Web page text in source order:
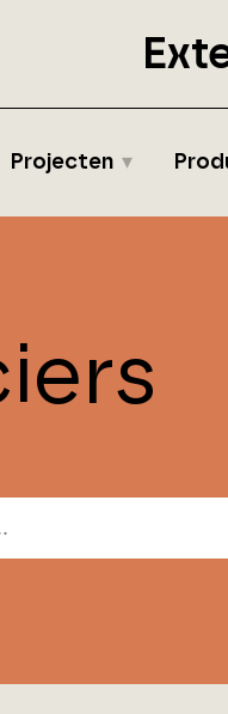
Projecten